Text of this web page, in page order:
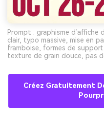
Prompt : graphisme d’affiche
clair, typo massive, mise en
framboise, formes de
texture de grain douce, pas
Créez Gratuitement